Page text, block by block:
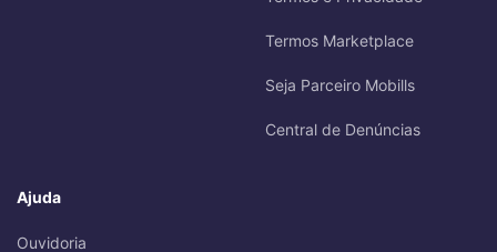
Termos Marketplace
Seja Parceiro Mobills
Central de Denúncias
Ajuda
Ouvidoria